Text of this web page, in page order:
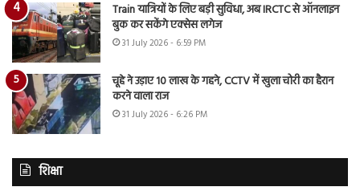
Train यात्रियों के लिए बड़ी सुविधा, अब IRCTC से ऑनलाइन
बुक कर सकेंगे एक्सेस लगेज
31 July 2026 - 6:59 PM
चूहे ने उड़ाए 10 लाख के गहने, CCTV में खुला चोरी का हैरान
करने वाला राज
31 July 2026 - 6:26 PM
शिक्षा